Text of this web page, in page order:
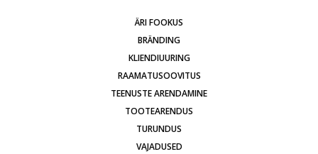
ÄRI FOOKUS
BRÄNDING
KLIENDIUURING
RAAMATUSOOVITUS
TEENUSTE ARENDAMINE
TOOTEARENDUS
TURUNDUS
VAJADUSED